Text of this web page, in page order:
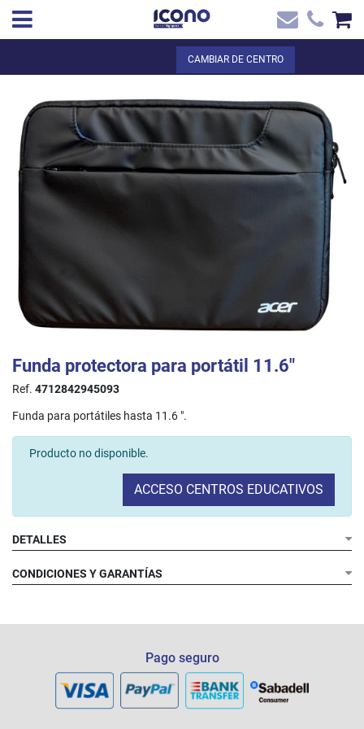
VER LA CESTA
ES ✖
Inicio
Contacto
CAMBIAR DE CENTRO
Funda protectora para portátil 11.6"
Ref. 4712842945093
Funda para portátiles hasta 11.6 ".
Producto no disponible.
ACCESO CENTROS EDUCATIVOS
DETALLES
CONDICIONES Y GARANTÍAS
Pago seguro